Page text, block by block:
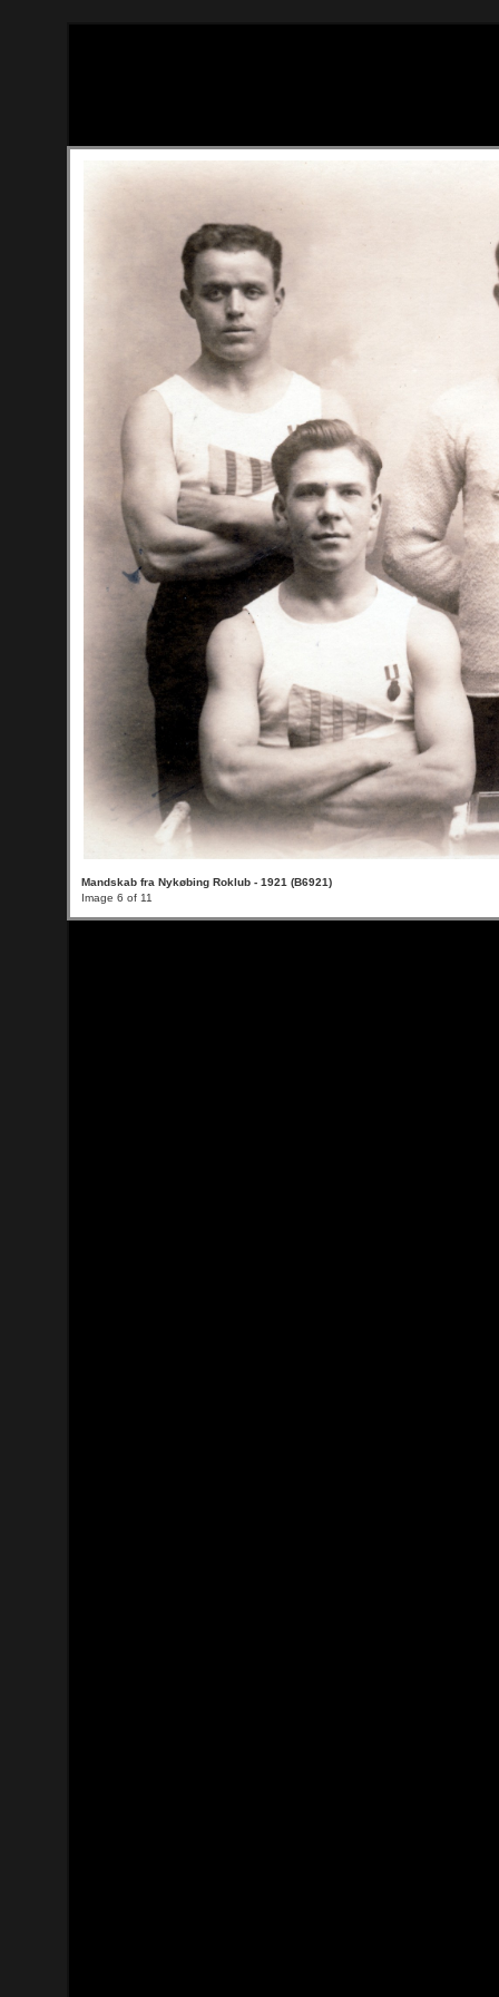
Mandskab fra Nykøbing Roklub - 1921 (B6921)
Image 6 of 11